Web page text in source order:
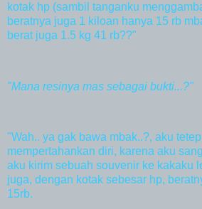
kotak hp (sambil tanganku
beratnya juga 1 kiloan hanya 15 rb
berat juga 1.5 kg 41 rb??"
"Mana resinya mas sebagai bukti...?"
"Wah.. ya gak bawa mbak..?, aku
mempertahankan diri, karena aku
aku kirim sebuah souvenir ke kakaku
juga, dengan kotak sebesar hp,
15rb.